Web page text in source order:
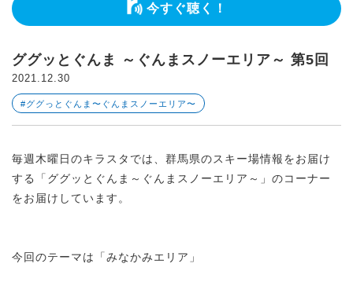
今すぐ聴く！
ググッとぐんま ～ぐんまスノーエリア～ 第5回
2021.12.30
#ググっとぐんま〜ぐんまスノーエリア〜
毎週木曜日のキラスタでは、群馬県のスキー場情報をお届け
する「ググッとぐんま～ぐんまスノーエリア～」のコーナー
をお届けしています。
今回のテーマは「みなかみエリア」